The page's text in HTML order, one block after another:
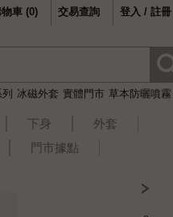
冰磁外套 實體門市 草本防曬噴霧
下身
外套
門市據點
物車 (0) 交易查詢 登入 / 註冊